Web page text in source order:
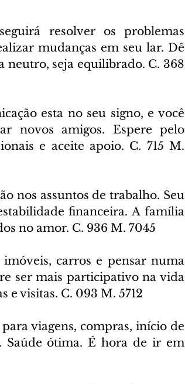
resolver os problemas
mudanças em seu lar. Dê
neutro, seja equilibrado. C. 368
esta no seu signo, e você
novos amigos. Espere pelo
e aceite apoio. C. 715 M.
nos assuntos de trabalho. Seu
financeira. A família
no amor. C. 936 M. 7045
carros e pensar numa
ser mais participativo na vida
e visitas. C. 093 M. 5712
viagens, compras, início de
Saúde ótima. É hora de ir em